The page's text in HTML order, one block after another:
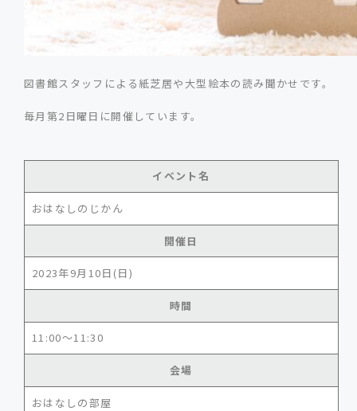
図書館スタッフによる紙芝居や大型絵本の読み聞かせです。
毎月第2日曜日に開催しています。
イベント名
おはなしのじかん
開催日
2023年9月10日(日)
時間
11:00～11:30
会場
おはなしの部屋